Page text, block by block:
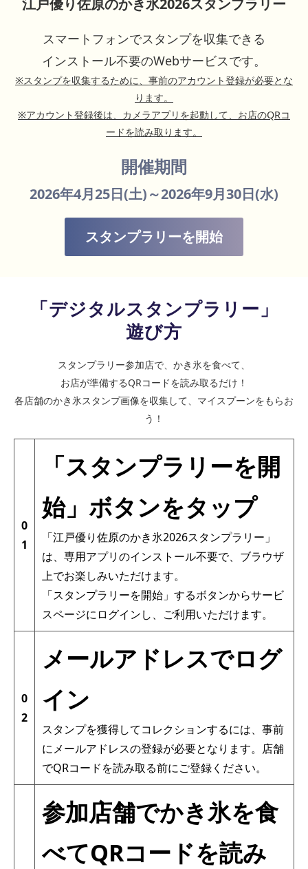
江戸優り佐原のかき氷2026スタンプラリー
スマートフォンでスタンプを収集できる
インストール不要のWebサービスです。
※スタンプを収集するために、事前のアカウント登録が必要とな
ります。
※アカウント登録後は、カメラアプリを起動して、お店のQRコ
ードを読み取ります。
開催期間
2026年4月25日(土)～2026年9月30日(水)
スタンプラリーを開始
「デジタルスタンプラリー」
遊び方
スタンプラリー参加店で、かき氷を食べて、
お店が準備するQRコードを読み取るだけ！
各店舗のかき氷スタンプ画像を収集して、マイスプーンをもらお
う！
0
1
「スタンプラリーを開
始」ボタンをタップ
「江戸優り佐原のかき氷2026スタンプラリー 」
は、専用アプリのインストール不要で、ブラウザ
上でお楽しみいただけます。
「スタンプラリーを開始」するボタンからサービ
スページにログインし、ご利用いただけます。
0
2
メールアドレスでログ
イン
スタンプを獲得してコレクションするには、事前
にメールアドレスの登録が必要となります。店舗
でQRコードを読み取る前にご登録ください。
参加店舗でかき氷を食
べてQRコードを読み